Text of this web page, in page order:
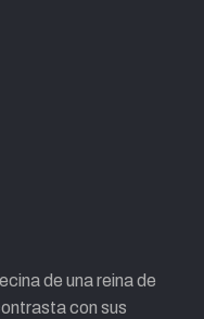
de una reina de
con sus